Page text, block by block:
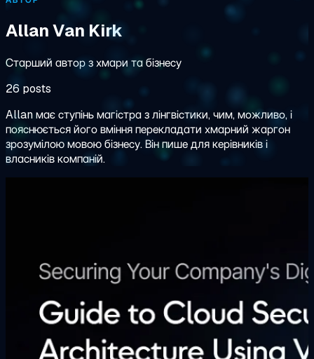
Allan Van Kirk
Старший автор з хмари та бізнесу
26 posts
Allan має ступінь магістра з лінгвістики, чим, можливо, і
пояснюється його вміння перекладати хмарний жаргон
зрозумілою мовою бізнесу. Він пише для керівників і
власників компаній.